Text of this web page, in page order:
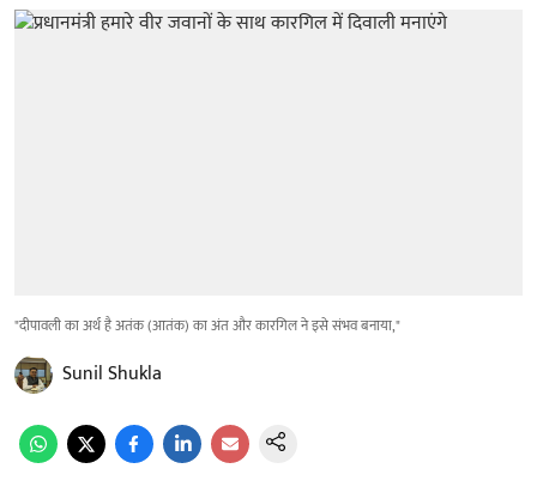
"दीपावली का अर्थ है अतंक (आतंक) का अंत और कारगिल ने इसे संभव बनाया,"
Sunil Shukla